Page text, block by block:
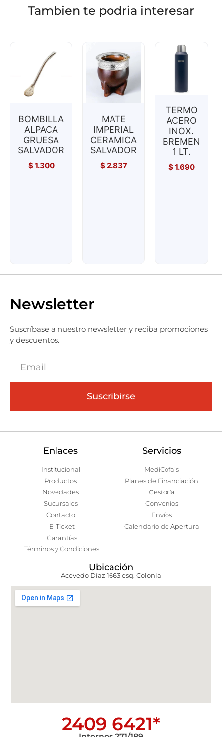
Tambien te podria interesar
BOMBILLA
ALPACA
GRUESA
SALVADOR
$1.300
MATE
IMPERIAL
CERAMICA
SALVADOR
$2.837
TERMO
ACERO
INOX.
BREMEN
1 LT.
$1.690
Newsletter
Suscríbase a nuestro newsletter y reciba promociones
y descuentos.
Suscribirse
Enlaces
Institucional
Productos
Novedades
Sucursales
Contacto
E-Ticket
Garantías
Términos y Condiciones
Servicios
MediCofa's
Planes de Financiación
Gestoría
Convenios
Envíos
Calendario de Apertura
Ubicación
Acevedo Díaz 1663 esq. Colonia
2409 6421*